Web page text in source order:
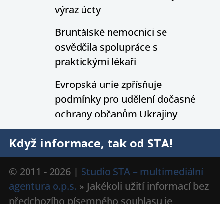
výraz úcty
Bruntálské nemocnici se
osvědčila spolupráce s
praktickými lékaři
Evropská unie zpřísňuje
podmínky pro udělení dočasné
ochrany občanům Ukrajiny
Když informace, tak od STA!
© 2011 - 2026 | Studio STA – multimediální
agentura o.p.s. » Jakékoli užití informací bez
předchozího písemného souhlasu je